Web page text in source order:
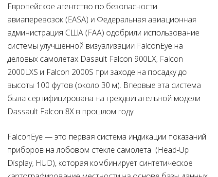
Европейское агентство по безопасности
авиаперевозок (EASA) и Федеральная авиационная
администрация США (FAA) одобрили использование
системы улучшенной визуализации FalconEye на
деловых самолетах Dasault Falcon 900LX, Falcon
2000LXS и Falcon 2000S при заходе на посадку до
высоты 100 футов (около 30 м). Впервые эта система
была сертифицирована на трехдвигательной модели
Dassault Falcon 8X в прошлом году.
FalconEye — это первая система индикации показаний
приборов на лобовом стекле самолета (Head-Up
Display, HUD), которая комбинирует синтетическое